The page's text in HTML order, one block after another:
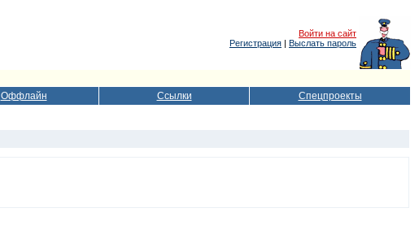
Войти на сайт
Регистрация | Выслать пароль
Оффлайн Ссылки Спецпроекты